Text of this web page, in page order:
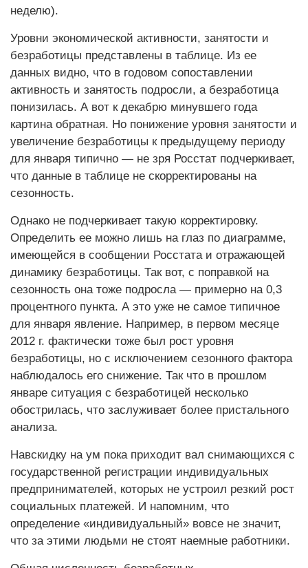
неделю).
Уровни экономической активности, занятости и
безработицы представлены в таблице. Из ее
данных видно, что в годовом сопоставлении
активность и занятость подросли, а безработица
понизилась. А вот к декабрю минувшего года
картина обратная. Но понижение уровня занятости и
увеличение безработицы к предыдущему периоду
для января типично — не зря Росстат подчеркивает,
что данные в таб­лице не скорректированы на
сезонность.
Однако не подчеркивает такую корректировку.
Определить ее можно лишь на глаз по диаграмме,
имеющейся в сообщении Росстата и отражающей
динамику безработицы. Так вот, с поправкой на
сезонность она тоже подросла — примерно на 0,3
процентного пункта. А это уже не самое типичное
для января явление. Например, в первом месяце
2012 г. фактически тоже был рост уровня
безработицы, но с исключением сезонного фактора
наблюдалось его снижение. Так что в прошлом
январе ситуация с безработицей несколько
обострилась, что заслуживает более пристального
анализа.
Навскидку на ум пока приходит вал снимающихся с
государственной регистрации индивидуальных
предпринимателей, которых не устроил резкий рост
социальных платежей. И напомним, что
определение «индивидуальный» вовсе не значит,
что за этими людьми не стоят наемные работники.